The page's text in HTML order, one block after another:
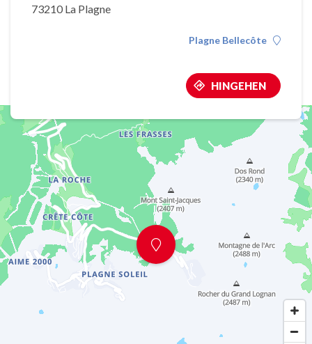
73210 La Plagne
Plagne Bellecôte
HINGEHEN